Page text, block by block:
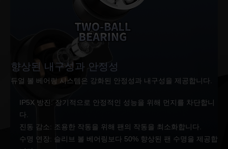
향상된 내구성과 안정성
듀얼 볼 베어링 시스템은 강화된 안정성과 내구성을 제공합니다.
IP5X 방진: 장기적으로 안정적인 성능을 위해 먼지를 차단합니
다.
진동 감소: 조용한 작동을 위해 팬의 작동을 최소화합니다.
수명 연장: 슬리브 볼 베어링보다 50% 향상된 팬 수명을 제공합